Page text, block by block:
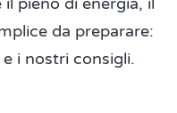
da preparare:
e i nostri consigli.